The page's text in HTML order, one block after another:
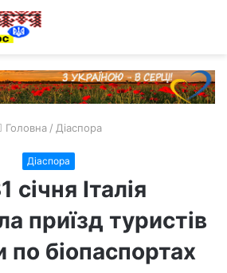
Головна / Діаспора
Діаспора
січня Італія
приїзд туристів
по біопаспортах